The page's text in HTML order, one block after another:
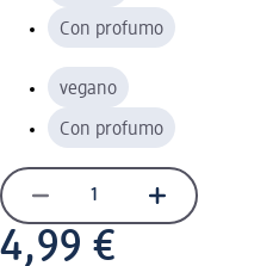
Con profumo
vegano
Con profumo
4,99 €